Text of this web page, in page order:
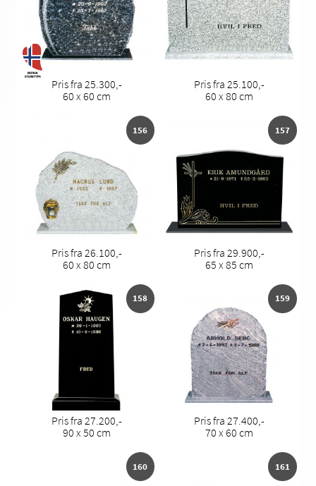
Pris fra 25.300,-
60 x 60 cm
Pris fra 25.100,-
60 x 80 cm
156
Pris fra 26.100,-
60 x 80 cm
157
Pris fra 29.900,-
65 x 85 cm
158
Pris fra 27.200,-
90 x 50 cm
159
Pris fra 27.400,-
70 x 60 cm
160 161